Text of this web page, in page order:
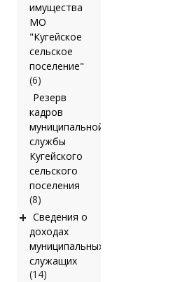
имущества
МО
"Кугейское
сельское
поселение"
(6)
Резерв
кадров
муниципальной
службы
Кугейского
сельского
поселения
(8)
+ Сведения о
доходах
муниципальных
служащих
(14)